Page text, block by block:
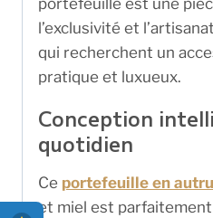
portefeuille est une
l’exclusivité et
qui recherchent un
pratique et luxueux.
Conception
quotidien
Ce portefeuille en
et miel est